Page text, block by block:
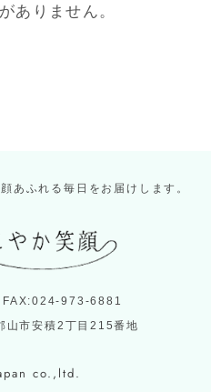
ありません。
あふれる毎日をお届けします。
973-6881
市安積2丁目215番地
co.,ltd.